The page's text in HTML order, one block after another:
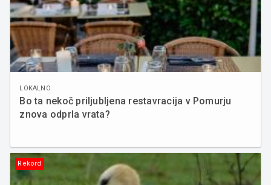
LOKALNO
Bo ta nekoč priljubljena restavracija v Pomurju
znova odprla vrata?
Rekord